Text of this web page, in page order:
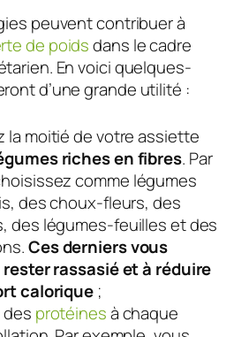
peuvent contribuer à
de poidsdans le cadre
En voici quelques-
d’une grande utilité :
la moitié de votre assiette
riches en fibres. Par
comme légumes
des choux-fleurs, des
des légumes-feuilles et des
Ces derniers vous
rassasié et à réduire
calorique ;
protéinesà chaque